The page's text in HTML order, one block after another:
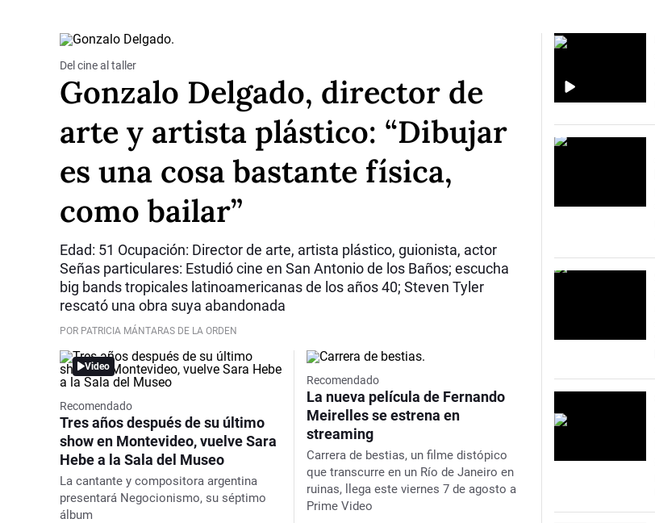
Del cine al taller
Gonzalo Delgado, director de
arte y artista plástico: “Dibujar
es una cosa bastante física,
como bailar”
Edad: 51 Ocupación: Director de arte, artista plástico, guionista, actor
Señas particulares: Estudió cine en San Antonio de los Baños; escucha
big bands tropicales latinoamericanas de los años 40; Steven Tyler
rescató una obra suya abandonada
POR PATRICIA MÁNTARAS DE LA ORDEN
Video
Recomendado
Tres años después de su último
show en Montevideo, vuelve Sara
Hebe a la Sala del Museo
La cantante y compositora argentina
presentará Negocionismo, su séptimo
álbum
Recomendado
La nueva película de Fernando
Meirelles se estrena en
streaming
Carrera de bestias, un filme distópico
que transcurre en un Río de Janeiro en
ruinas, llega este viernes 7 de agosto a
Prime Video